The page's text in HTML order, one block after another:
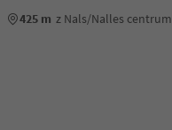
425 m z Nals/Nalles centrum